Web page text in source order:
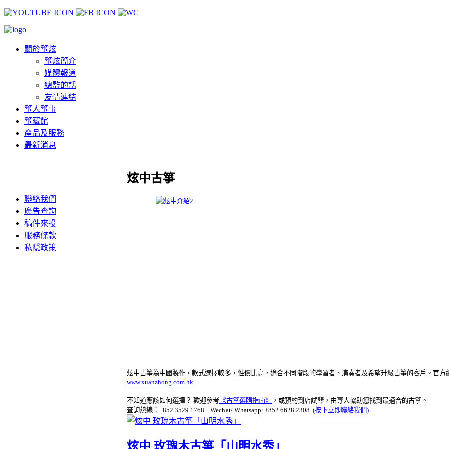
關於箏炫
箏炫簡介
媒體報道
總監的話
友情連結
箏人箏事
箏藏館
產品及服務
最新消息
炫中古箏
炫中古箏為中國製作，款式選擇較多，性價比高，適合不同階段的學習者、演奏者及希望升級古箏的客戶。官方
www.xuanzhong.com.hk
不知道應該如何選擇？ 歡迎參考 《古箏選購指南》
，或預約到店試琴，由專人協助您找到最適合的古箏。
查詢熱線：+852 3529 1768 Wechat/ Whatsapp: +852 6628 2308 (按下立即聯絡我們)
炫中 玫瑰木古箏「山明水秀」
聯絡我們
廣告查詢
稿件來投
服務條款
私隠政策